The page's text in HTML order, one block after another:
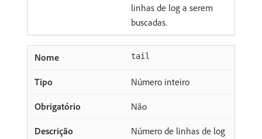
linhas de log a serem
buscadas.
tail
Número inteiro
Não
Número de linhas de log